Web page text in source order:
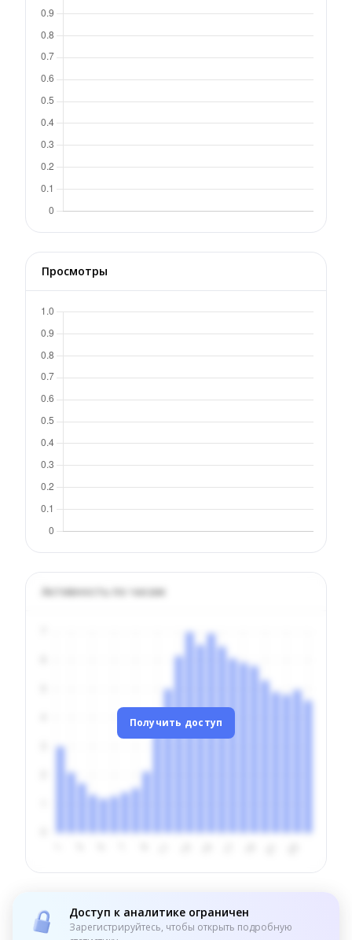
Просмотры
Активность по часам
Получить доступ
Доступ к аналитике ограничен
Зарегистрируйтесь, чтобы открыть подробную